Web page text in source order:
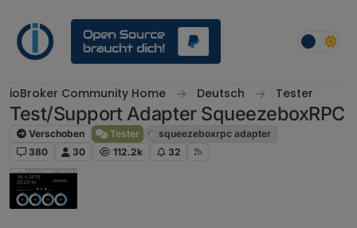
ioBroker Community Home Deutsch Tester
Test/Support Adapter SqueezeboxRPC
Verschoben Tester
squeezeboxrpc adapter
380
30 112.2k 32